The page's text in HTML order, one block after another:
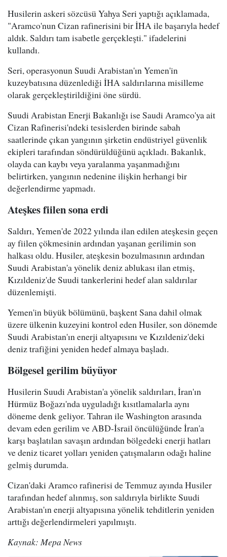
Husilerin askeri sözcüsü Yahya Seri yaptığı açıklamada,
"Aramco'nun Cizan rafinerisini bir İHA ile başarıyla hedef
aldık. Saldırı tam isabetle gerçekleşti." ifadelerini
kullandı.
Seri, operasyonun Suudi Arabistan'ın Yemen'in
kuzeybatısına düzenlediği İHA saldırılarına misilleme
olarak gerçekleştirildiğini öne sürdü.
Suudi Arabistan Enerji Bakanlığı ise Saudi Aramco'ya ait
Cizan Rafinerisi'ndeki tesislerden birinde sabah
saatlerinde çıkan yangının şirketin endüstriyel güvenlik
ekipleri tarafından söndürüldüğünü açıkladı. Bakanlık,
olayda can kaybı veya yaralanma yaşanmadığını
belirtirken, yangının nedenine ilişkin herhangi bir
değerlendirme yapmadı.
Ateşkes fiilen sona erdi
Saldırı, Yemen'de 2022 yılında ilan edilen ateşkesin geçen
ay fiilen çökmesinin ardından yaşanan gerilimin son
halkası oldu. Husiler, ateşkesin bozulmasının ardından
Suudi Arabistan'a yönelik deniz ablukası ilan etmiş,
Kızıldeniz'de Suudi tankerlerini hedef alan saldırılar
düzenlemişti.
Yemen'in büyük bölümünü, başkent Sana dahil olmak
üzere ülkenin kuzeyini kontrol eden Husiler, son dönemde
Suudi Arabistan'ın enerji altyapısını ve Kızıldeniz'deki
deniz trafiğini yeniden hedef almaya başladı.
Bölgesel gerilim büyüyor
Husilerin Suudi Arabistan'a yönelik saldırıları, İran'ın
Hürmüz Boğazı'nda uyguladığı kısıtlamalarla aynı
döneme denk geliyor. Tahran ile Washington arasında
devam eden gerilim ve ABD-İsrail öncülüğünde İran'a
karşı başlatılan savaşın ardından bölgedeki enerji hatları
ve deniz ticaret yolları yeniden çatışmaların odağı haline
gelmiş durumda.
Cizan'daki Aramco rafinerisi de Temmuz ayında Husiler
tarafından hedef alınmış, son saldırıyla birlikte Suudi
Arabistan'ın enerji altyapısına yönelik tehditlerin yeniden
arttığı değerlendirmeleri yapılmıştı.
Kaynak: Mepa News